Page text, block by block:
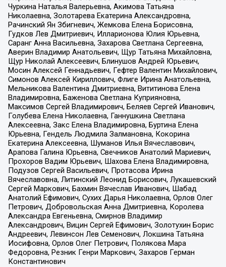
Чуркина Наталья Валерьевна, Акимова Татьяна
Николаевна, Золотарева Екатерина Александровна,
Рачинский Ян Збигневич, Жемкова Елена Борисовна,
Гудков Лев Дмитриевич, Илларионова Юлия Юрьевна,
Саранг Анна Васильевна, Захарова Светлана Сергеевна,
Аверин Владимир Анатольевич, Щур Татьяна Михайловна,
Щур Николай Алексеевич, Блинушов Андрей Юрьевич,
Мосин Алексей Геннадьевич, Гефтер Валентин Михайлович,
Симонов Алексей Кириллович, Флиге Ирина Анатольевна,
Мельникова Валентина Дмитриевна, Вититинова Елена
Владимировна, Баженова Светлана Куприяновна,
Максимов Сергей Владимирович, Беляев Сергей Иванович,
Голубева Елена Николаевна, Ганнушкина Светлана
Алексеевна, Закс Елена Владимировна, Буртина Елена
Юрьевна, Гендель Людмила Залмановна, Кокорина
Екатерина Алексеевна, Шуманов Илья Вячеславович,
Арапова Галина Юрьевна, Свечников Анатолий Мариевич,
Прохоров Вадим Юрьевич, Шахова Елена Владимировна,
Подузов Сергей Васильевич, Протасова Ирина
Вячеславовна, Литинский Леонид Борисович, Лукашевский
Сергей Маркович, Бахмин Вячеслав Иванович, Шабад
Анатолий Ефимович, Сухих Дарья Николаевна, Орлов Олег
Петрович, Добровольская Анна Дмитриевна, Королева
Александра Евгеньевна, Смирнов Владимир
Александрович, Вицин Сергей Ефимович, Золотухин Борис
Андреевич, Левинсон Лев Семенович, Локшина Татьяна
Иосифовна, Орлов Олег Петрович, Полякова Мара
Федоровна, Резник Генри Маркович, Захаров Герман
Константинович